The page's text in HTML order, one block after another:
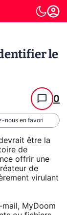
le
0
nous en favori
être la
de
offrir une
de
virulant
MyDoom